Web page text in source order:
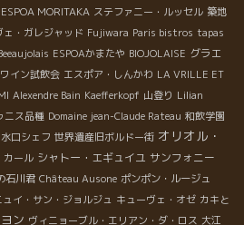
ESPOA MORITAKA ステファニー・ルッセル 築地
ェ・ガレジャッド Fujiwara Paris bistros tapas
ESPOAかまたや BIOJOLAISE グラエ
イン試飲会 エスポア・しんかわ LA VRILLE ET
Alexendre Bain Kaefferkopf 山登り Lilian
ニス品種 Domaine jean-Claude Rateau 和飲学園
水口シェフ 世界遺産旧ボルドー街 オリオル・
カール シャトー・エギュイユ サンフォニー
石川君 Château Ausone ポンポン・ルージュ
ュイ・サン・ジョルジュ キューヴェ・オゼ カキと
ン ヴィニョーブル・エリアン・ダ・ロス 大江